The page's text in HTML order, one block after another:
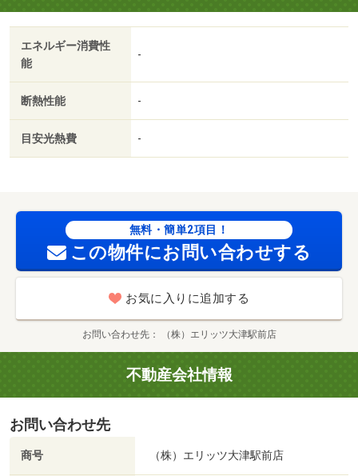
ー）まで２３００ｍ／ファミリーマート大津唐崎１丁目
（コンビニ）まで１２００ｍ／クスリのアオキ大津唐崎店
（ドラッグストア）まで１７００ｍ／琵琶湖中央病院（病
院）まで１４００ｍ／成安造形大学（大学・短大）まで６
数:10戸
エネルギー消費性
能
-
断熱性能 -
目安光熱費 -
無料・簡単2項目！
この物件にお問い合わせする
お気に入りに追加する
お問い合わせ先 （株）エリッツ大津駅前店
不動産会社情報
お問い合わせ先
商号 （株）エリッツ大津駅前店